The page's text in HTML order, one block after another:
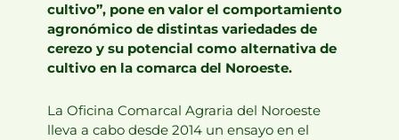
cultivo”, pone en valor el comportamiento
agronómico de distintas variedades de
cerezo y su potencial como alternativa de
cultivo en la comarca del Noroeste.
La Oficina Comarcal Agraria del Noroeste
lleva a cabo desde 2014 un ensayo en el